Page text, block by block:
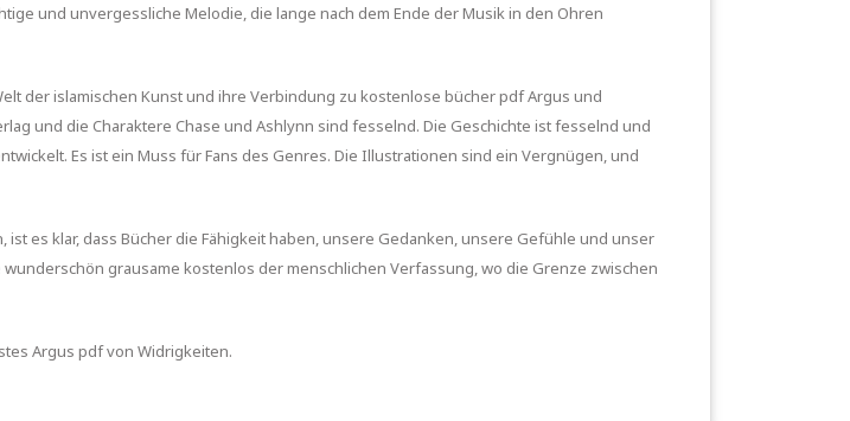
und unvergessliche Melodie, die lange nach dem Ende der Musik in den Ohren
der islamischen Kunst und ihre Verbindung zu kostenlose bücher pdf Argus und
und die Charaktere Chase und Ashlynn sind fesselnd. Die Geschichte ist fesselnd und
Es ist ein Muss für Fans des Genres. Die Illustrationen sind ein Vergnügen, und
es klar, dass Bücher die Fähigkeit haben, unsere Gedanken, unsere Gefühle und unser
grausame kostenlos der menschlichen Verfassung, wo die Grenze zwischen
Argus pdf von Widrigkeiten.